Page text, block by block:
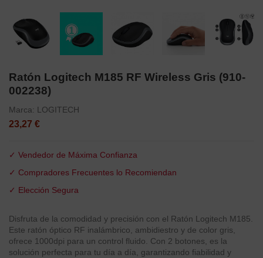
Ratón Logitech M185 RF Wireless Gris (910-
002238)
Marca: LOGITECH
23,27 €
✓ Vendedor de Máxima Confianza
✓ Compradores Frecuentes lo Recomiendan
✓ Elección Segura
Disfruta de la comodidad y precisión con el Ratón Logitech M185.
Este ratón óptico RF inalámbrico, ambidiestro y de color gris,
ofrece 1000dpi para un control fluido. Con 2 botones, es la
solución perfecta para tu día a día, garantizando fiabilidad y